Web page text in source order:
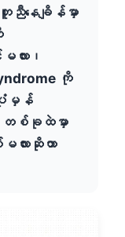
ညီနေချိန်မှာ
ား၊
ကို
ပုံမှန်
တစ်ခုထဲမှာ
ားဆိုတာ